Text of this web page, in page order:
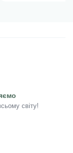
світу!